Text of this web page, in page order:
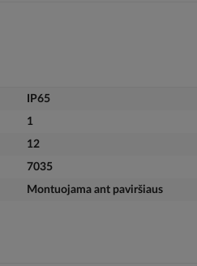
IP65
1
12
7035
Montuojama ant paviršiaus